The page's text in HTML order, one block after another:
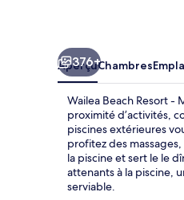
376+
AperçuChambres
Wailea Beach Resort -
proximité d’activités,
piscines extérieures
profitez des
la piscine et sert le le
attenants à la piscine,
serviable.